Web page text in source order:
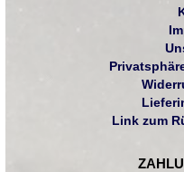
Link zum